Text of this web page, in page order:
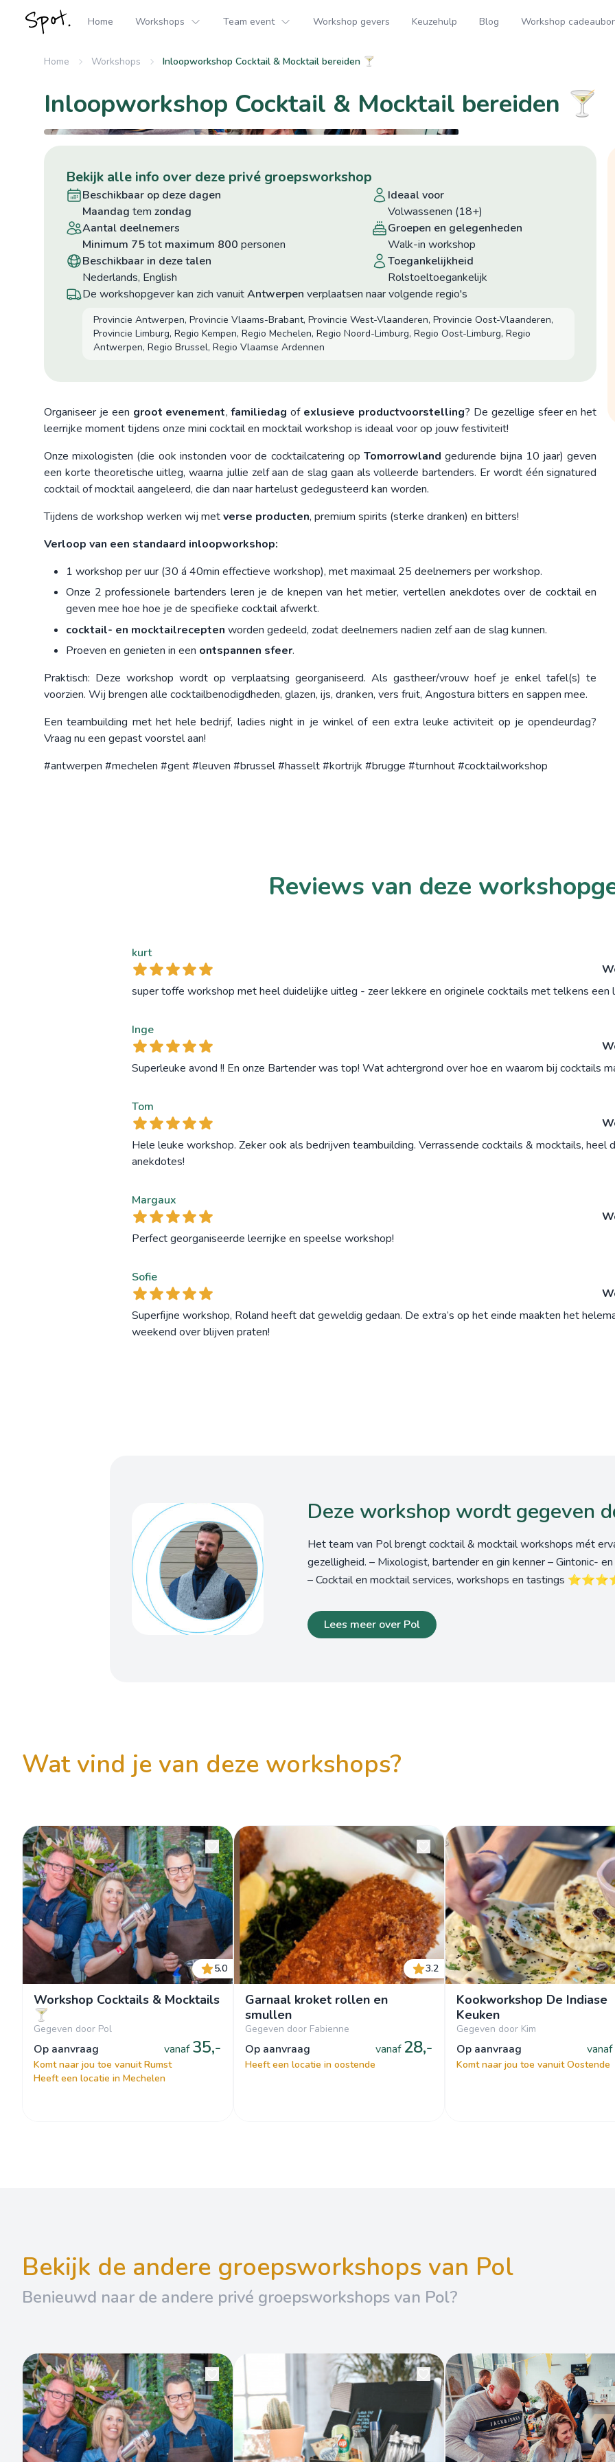
Home Workshops Team event Workshop gevers Keuzehulp Blog Workshop
Home Workshops Inloopworkshop Cocktail & Mocktail bereiden 🍸
Inloopworkshop Cocktail & Mocktail bereiden 🍸
bekijk alle info over deze privé groepsworkshop
beschikbaar op deze dagen
maandag tem zondag
aantal deelnemers
minimum 75tot maximum 800 personen
beschikbaar in deze talen
Nederlands, English
ideaal voor
Volwassenen (18+)
groepen en gelegenheden
Walk-in workshop
toegankelijkheid
Rolstoeltoegankelijk
De workshopgever kan zich vanuitAntwerpen verplaatsen naar volgende regio's
Provincie Antwerpen, Provincie Vlaams-Brabant, Provincie West-Vlaanderen, Provincie Oost-Vlaanderen,
Provincie Limburg, Regio Kempen, Regio Mechelen, Regio Noord-Limburg, Regio Oost-Limburg, Regio
Antwerpen, Regio Brussel, Regio Vlaamse Ardennen
Organiseer je een groot evenement,familiedag of exlusieve productvoorstelling? De gezellige sfeer en het
leerrijke moment tijdens onze mini cocktail en mocktail workshop is ideaal voor op jouw festiviteit!
Onze mixologisten (die ook instonden voor de cocktailcatering opTomorrowland gedurende bijna 10 jaar) geven
een korte theoretische uitleg, waarna jullie zelf aan de slag gaan als volleerde bartenders. Er wordt één signatured
cocktail of mocktail aangeleerd, die dan naar hartelust gedegusteerd kan worden.
Tijdens de workshop werken wij metverse producten, premium spirits (sterke dranken) en bitters!
Verloop van een standaard inloopworkshop:
1 workshop per uur (30 á 40min effectieve workshop), met maximaal 25 deelnemers per workshop.
Onze 2 professionele bartenders leren je de knepen van het metier, vertellen anekdotes over de cocktail en
geven mee hoe hoe je de specifieke cocktail afwerkt.
cocktail- en mocktailrecepten worden gedeeld, zodat deelnemers nadien zelf aan de slag kunnen.
Proeven en genieten in een ontspannen sfeer.
Praktisch: Deze workshop wordt op verplaatsing georganiseerd. Als gastheer/vrouw hoef je enkel tafel(s) te
voorzien. Wij brengen alle cocktailbenodigdheden, glazen, ijs, dranken, vers fruit, Angostura bitters en sappen mee.
Een teambuilding met het hele bedrijf, ladies night in je winkel of een extra leuke activiteit op je opendeurdag?
Vraag nu een gepast voorstel aan!
#antwerpen #mechelen #gent #leuven #brussel #hasselt #kortrijk #brugge #turnhout #cocktailworkshop
Reviews van deze
kurt
super toffe workshop met heel duidelijke uitleg - zeer lekkere en originele cocktails met telkens een
Inge
Superleuke avond !! En onze Bartender was top! Wat achtergrond over hoe en waarom bij cocktails
Tom
Hele leuke workshop. Zeker ook als bedrijven teambuilding. Verrassende cocktails & mocktails, heel
anekdotes!
Margaux
Perfect georganiseerde leerrijke en speelse workshop!
Sofie
Superfijne workshop, Roland heeft dat geweldig gedaan. De extra’s op het einde maakten het
weekend over blijven praten!
Deze workshop wordt gegeven
Het team van Pol brengt cocktail & mocktail workshops mét
gezelligheid. – Mixologist, bartender en gin kenner – Gintonic-
– Cocktail en mocktail services, workshops en tastings
Lees meer over Pol
wat vind je van deze workshops?
5.0
Workshop Cocktails & Mocktails
🍸
Gegeven door Pol
op aanvraag vanaf 35,-
Komt naar jou toe vanuit Rumst
Heeft een locatie in Mechelen
3.2
Garnaal kroket rollen en
smullen
Gegeven door Fabienne
op aanvraag vanaf 28,-
Heeft een locatie in oostende
Kookworkshop De Indiase
Keuken
Gegeven door Kim
op aanvraag vanaf
Komt naar jou toe vanuit Oostende
bekijk de andere groepsworkshops van Pol
Benieuwd naar de andere privé groepsworkshops van Pol?